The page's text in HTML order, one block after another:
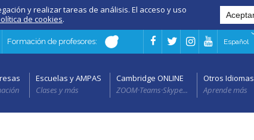
y realizar tareas de análisis. El acceso y uso
de cookies.
Formación de profesores: Español
Escuelas y AMPAS
Clases y más
Cambridge ONLINE
ZOOM·Teams·Skype...
Otros Idiomas
Aprende más